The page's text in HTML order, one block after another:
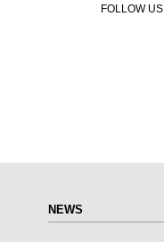
FOLLOW US
NEWS